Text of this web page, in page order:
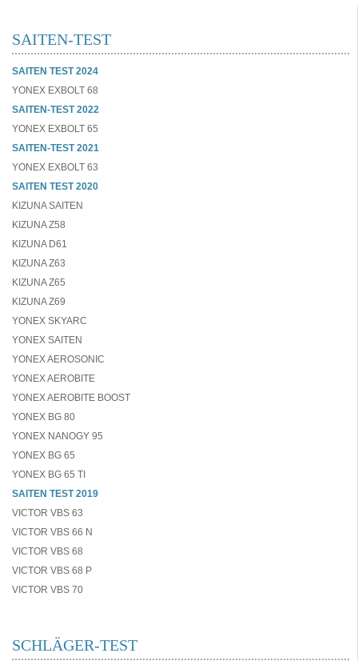
SAITEN-TEST
SAITEN TEST 2024
YONEX EXBOLT 68
SAITEN-TEST 2022
YONEX EXBOLT 65
SAITEN-TEST 2021
YONEX EXBOLT 63
SAITEN TEST 2020
KIZUNA SAITEN
KIZUNA Z58
KIZUNA D61
KIZUNA Z63
KIZUNA Z65
KIZUNA Z69
YONEX SKYARC
YONEX SAITEN
YONEX AEROSONIC
YONEX AEROBITE
YONEX AEROBITE BOOST
YONEX BG 80
YONEX NANOGY 95
YONEX BG 65
YONEX BG 65 TI
SAITEN TEST 2019
VICTOR VBS 63
VICTOR VBS 66 N
VICTOR VBS 68
VICTOR VBS 68 P
VICTOR VBS 70
SCHLÄGER-TEST